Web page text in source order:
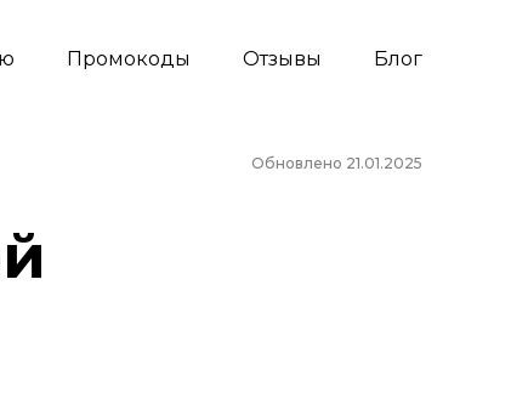
Промокоды Отзывы Блог
Обновлено 21.01.2025